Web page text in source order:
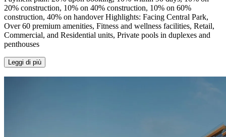
20% construction, 10% on 40% construction, 10% on 60%
construction, 40% on handover Highlights: Facing Central Park,
Over 60 premium amenities, Fitness and wellness facilities, Retail,
Commercial, and Residential units, Private pools in duplexes and
penthouses
Leggi di più